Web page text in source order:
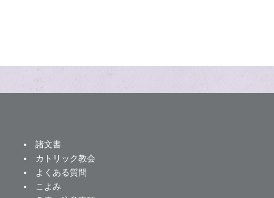
諸文書
カトリック教会
よくある質問
こよみ